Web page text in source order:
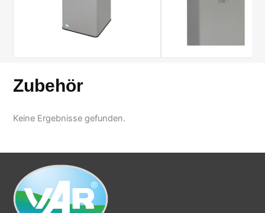
Zubehör
Keine Ergebnisse gefunden.